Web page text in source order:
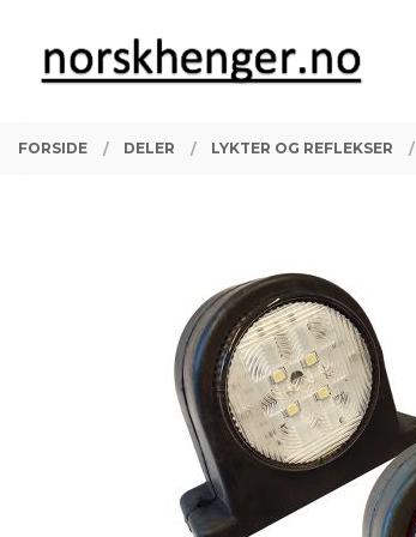
innholdet
PRODUKTER
FORSIDE DELER LYKTER OG REFLEKSER